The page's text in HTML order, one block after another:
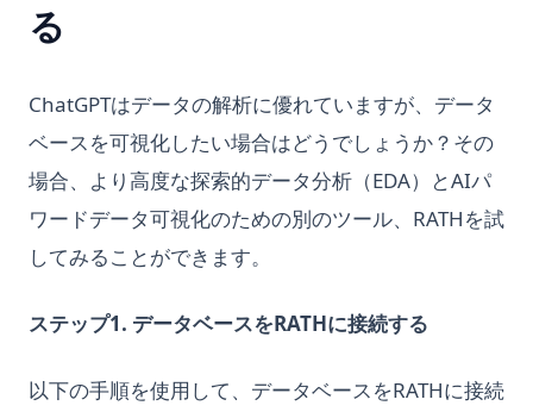
る
ChatGPTはデータの解析に優れていますが、データ
ベースを可視化したい場合はどうでしょうか？その
場合、より高度な探索的データ分析（EDA）とAIパ
ワードデータ可視化のための別のツール、RATHを試
してみることができます。
ステップ1. データベースをRATHに接続する
以下の手順を使用して、データベースをRATHに接続